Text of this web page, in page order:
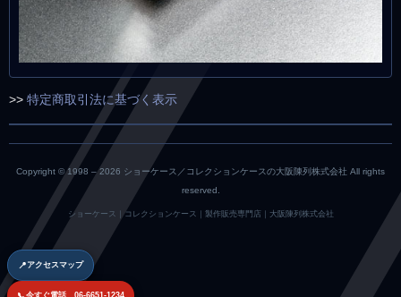
>> 特定商取引法に基づく表示
Copyright © 1998 –2026 ショーケース／コレクションケースの大阪陳列株式会社 All rights
reserved.
ショーケース｜コレクションケース｜製作販売専門店｜大阪陳列株式会社
📍 アクセスマップ
今すぐ電話 06-6651-1234